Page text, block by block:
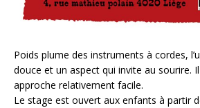
Poids plume des instruments à cordes,
douce et un aspect qui invite au sourire. Il
approche relativement facile.
Le stage est ouvert aux enfants à partir